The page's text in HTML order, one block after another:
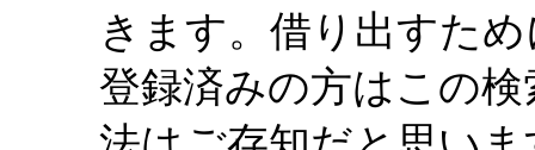
きます。借り出すた
登録済みの方はこの